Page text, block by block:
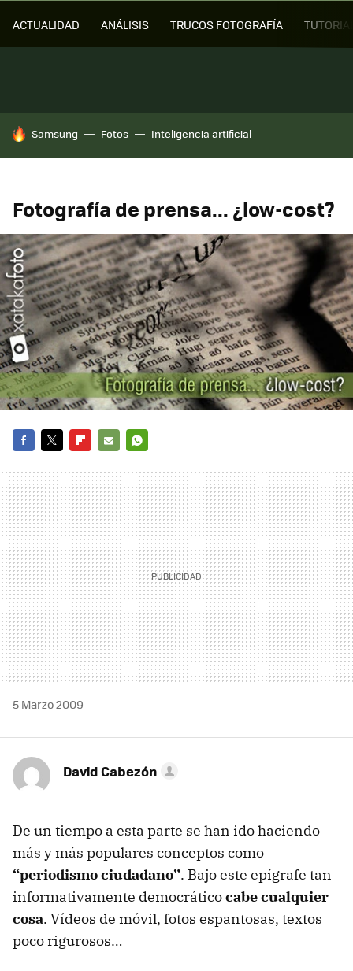
ACTUALIDAD ANÁLISIS TRUCOS FOTOGRAFÍA
HOY SE HABLA DE
Samsung Fotos Inteligencia artificial
Fotografía de prensa... ¿low-cost?
MAIL
5 Marzo 2009
David Cabezón
De un tiempo a esta parte se han ido haciendo
más y más populares conceptos como
“periodismo ciudadano”. Bajo este epígrafe tan
informativamente democráticocabe cualquier
cosa. Vídeos de móvil, fotos espantosas, textos
poco rigurosos…